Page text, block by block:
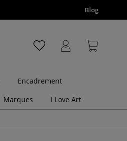
Blog
Encadrement
Marques I Love Art